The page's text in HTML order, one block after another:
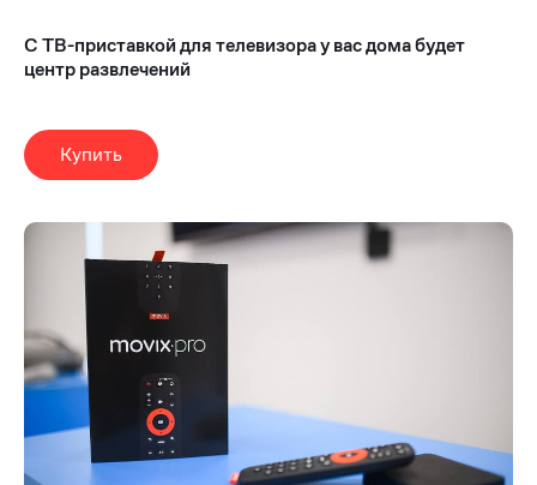
С ТВ-приставкой для телевизора у вас дома будет
центр развлечений
Купить